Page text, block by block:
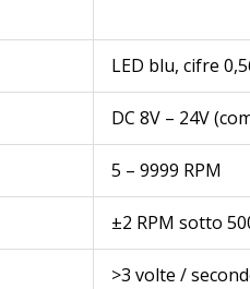
LED blu, cifre
DC 8V – 24V
5 – 9999 RPM
±2 RPM sotto
>3 volte /